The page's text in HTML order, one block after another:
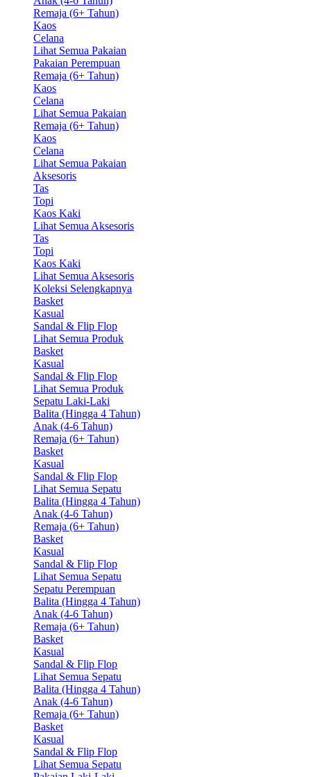
Remaja (6+ Tahun)
Kaos
Celana
Lihat Semua Pakaian
Pakaian Perempuan
Remaja (6+ Tahun)
Kaos
Celana
Lihat Semua Pakaian
Remaja (6+ Tahun)
Kaos
Celana
Lihat Semua Pakaian
Aksesoris
Tas
Topi
Kaos Kaki
Lihat Semua Aksesoris
Tas
Topi
Kaos Kaki
Lihat Semua Aksesoris
Koleksi Selengkapnya
Basket
Kasual
Sandal & Flip Flop
Lihat Semua Produk
Basket
Kasual
Sandal & Flip Flop
Lihat Semua Produk
Sepatu Laki-Laki
Balita (Hingga 4 Tahun)
Anak (4-6 Tahun)
Remaja (6+ Tahun)
Basket
Kasual
Sandal & Flip Flop
Lihat Semua Sepatu
Balita (Hingga 4 Tahun)
Anak (4-6 Tahun)
Remaja (6+ Tahun)
Basket
Kasual
Sandal & Flip Flop
Lihat Semua Sepatu
Sepatu Perempuan
Balita (Hingga 4 Tahun)
Anak (4-6 Tahun)
Remaja (6+ Tahun)
Basket
Kasual
Sandal & Flip Flop
Lihat Semua Sepatu
Balita (Hingga 4 Tahun)
Anak (4-6 Tahun)
Remaja (6+ Tahun)
Basket
Kasual
Sandal & Flip Flop
Lihat Semua Sepatu